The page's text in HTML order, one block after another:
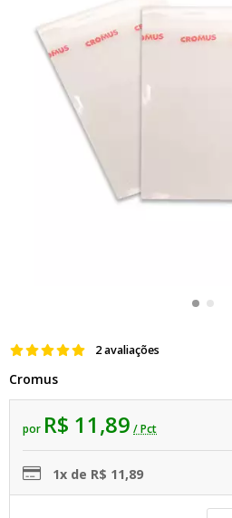
2 avaliações
Cromus
por R$ 11,89 / Pct
1x de R$ 11,89